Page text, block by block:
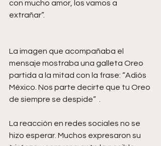
con mucho amor, los vamos a
extrañar”.
La imagen que acompañaba el
mensaje mostraba una galleta Oreo
partida a la mitad con la frase: “Adiós
México. Nos parte decirte que tu Oreo
de siempre se despide”  .
La reacción en redes sociales no se
hizo esperar. Muchos expresaron su